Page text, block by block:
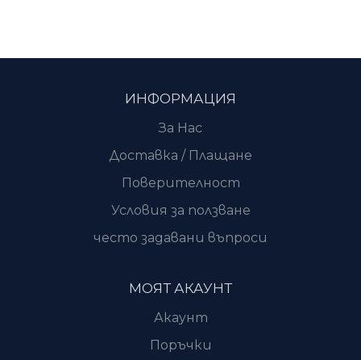
ИНФОРМАЦИЯ
За Нас
Доставка / Плащане
Поверителност
Условия за ползване
често задавани въпроси
МОЯТ АКАУНТ
Акаунт
Поръчки